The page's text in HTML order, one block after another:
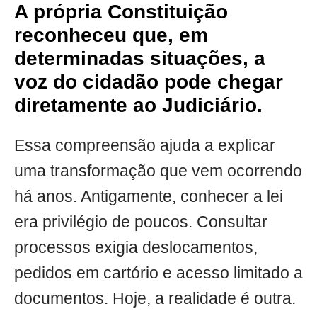
A própria Constituição
reconheceu que, em
determinadas situações, a
voz do cidadão pode chegar
diretamente ao Judiciário.
Essa compreensão ajuda a explicar
uma transformação que vem ocorrendo
há anos. Antigamente, conhecer a lei
era privilégio de poucos. Consultar
processos exigia deslocamentos,
pedidos em cartório e acesso limitado a
documentos. Hoje, a realidade é outra.